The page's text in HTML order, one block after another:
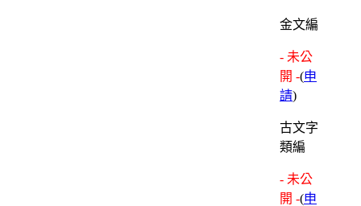
金文編
- 未公
開 -(申
請)
古文字
類編
- 未公
開 -(申